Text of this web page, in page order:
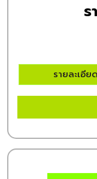
ร
รายละเอียด